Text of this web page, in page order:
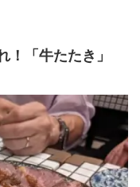
「牛たたき」